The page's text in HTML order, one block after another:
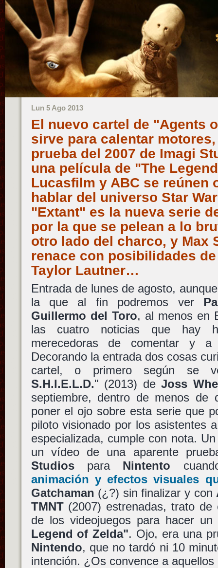
Lun 5 Ago 2013
El nuevo cartel de "Agents
sirve para calentar
prueba del 2007 de Imagi
una película de "The
Lucasfilm y ABC se reúnen
hablar del universo Star
"Extant" es la nueva serie
por la que se pelean a lo
otro lado del charco, y Max
renace con posibilidades
Taylor Lautner…
Entrada de lunes de agosto,
la que al fin podremos ver
Guillermo del Toro, al menos en
las cuatro noticias que hay
merecedoras de comentar y
Decorando la entrada dos cosas
cartel, o primero según se
S.H.I.E.L.D." (2013) deJoss
septiembre, dentro de menos de
poner el ojo sobre esta serie que
piloto visionado por los asistentes
especializada, cumple con nota.
un vídeo de una aparente
Studiospara Nintento
animación y efectos visuales
Gatchaman (¿?) sin finalizar y con
TMNT(2007) estrenadas, trato de
de los videojuegos para hacer
Legend of Zelda". Ojo, era una
Nintendo, que no tardó ni 10
intención. ¿Os convence a